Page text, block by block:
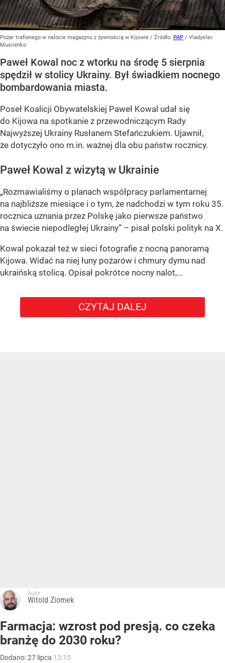
Pożar trafionego w nalocie magazynu z żywnością w Kijowie / Źródło: PAP / Vladyslav
Musiienko
Paweł Kowal noc z wtorku na środę 5 sierpnia
spędził w stolicy Ukrainy. Był świadkiem nocnego
bombardowania miasta.
Poseł Koalicji Obywatelskiej Paweł Kowal udał się
do Kijowa na spotkanie z przewodniczącym Rady
Najwyższej Ukrainy Rusłanem Stefańczukiem. Ujawnił,
że dotyczyło ono m.in. ważnej dla obu państw rocznicy.
Paweł Kowal z wizytą w Ukrainie
„Rozmawialiśmy o planach współpracy parlamentarnej
na najbliższe miesiące i o tym, że nadchodzi w tym roku 35.
rocznica uznania przez Polskę jako pierwsze państwo
na świecie niepodległej Ukrainy” – pisał polski polityk na X.
Kowal pokazał też w sieci fotografie z nocną panoramą
Kijowa. Widać na niej łuny pożarów i chmury dymu nad
ukraińską stolicą. Opisał pokrótce nocny nalot,...
CZYTAJ DALEJ
Autor:
Witold Ziomek
Farmacja: wzrost pod presją. co czeka
branżę do 2030 roku?
Dodano:27 lipca 13:15